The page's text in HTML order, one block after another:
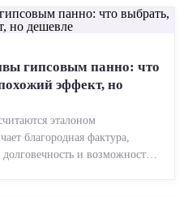
гипсовым панно: что
эффект, но
эталоном
благородная фактура,
и возможность